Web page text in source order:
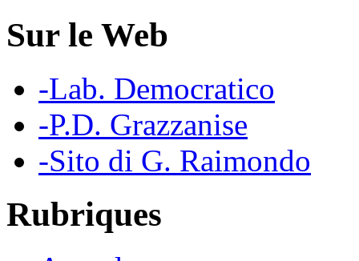
Sur le Web
-Lab. Democratico
-P.D. Grazzanise
-Sito di G. Raimondo
Rubriques